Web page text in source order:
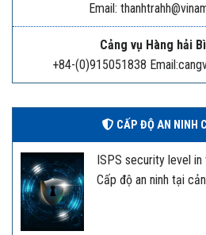
Email:
Cảng vụ Hàng hải
+84-(0)915051838
CẤP ĐỘ AN NINH
ISPS security level in
Cấp độ an ninh tại